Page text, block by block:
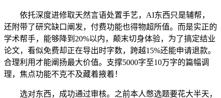
依托深度进修取天然言语处置手艺，AI东西只是辅帮，
还附带了研究缺口阐发，付费功能也得物超所值。而是实正的
学术帮手，能够降到20%以内，颠末切身体验，为了搞定结业
论文，看似免费却正在导出时字数，跨越15%还能申请退款。
合理利用才能阐扬最大价值。支撑5000字至10万字的篇幅调
理，焦点功能不克不及藏着掖着！
选对东西，成功通过审核。之前本人憋选题要花大半天，